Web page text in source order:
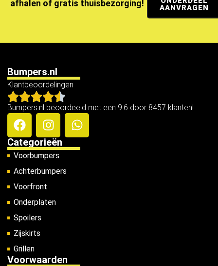
afhalen of gratis thuisbezorging!
AANVRAGEN
Bumpers.nl
Klantbeoordelingen
Bumpers.nl beoordeeld met een 9.6 door 8457 klanten!
Categorieën
Voorbumpers
Achterbumpers
Voorfront
Onderplaten
Spoilers
Zijskirts
Grillen
Voorwaarden